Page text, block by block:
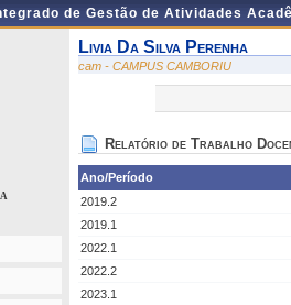
de Gestão de Atividades
Livia Da Silva Perenha
cam - CAMPUS CAMBORIU
Relatório de Trabalho
Ano/Período
2019.2
2019.1
2022.1
2022.2
2023.1